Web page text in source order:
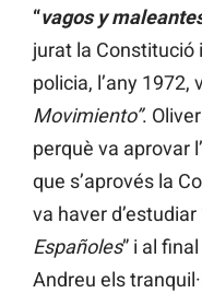
“vagos y
jurat la Constitució
policia, l’any 1972,
Movimiento”.
perquè va aprovar
que s’aprovés la
va haver d’estudiar
Españoles” i al
Andreu els